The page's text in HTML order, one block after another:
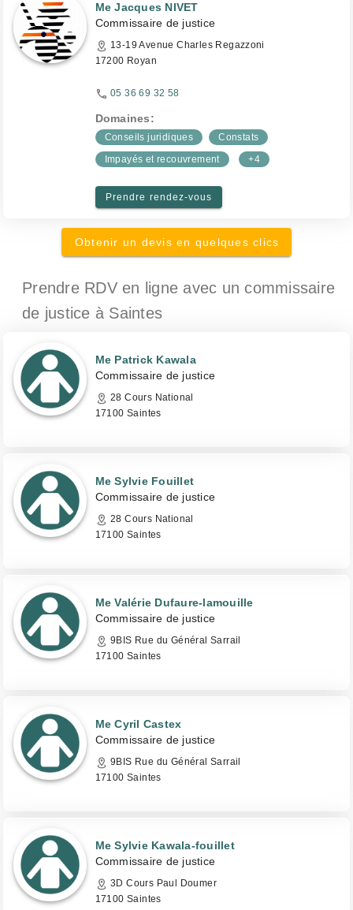
Me Jacques NIVET
Commissaire de justice
13-19 Avenue Charles Regazzoni
17200 Royan
05 36 69 32 58
Domaines:
Conseils juridiques
Constats
Impayés et recouvrement
+4
Prendre rendez-vous
Obtenir un devis en quelques clics
Prendre RDV en ligne avec un commissaire
de justice à Saintes
Me Patrick Kawala
Commissaire de justice
28 Cours National
17100 Saintes
Me Sylvie Fouillet
Commissaire de justice
28 Cours National
17100 Saintes
Me Valérie Dufaure-lamouille
Commissaire de justice
9BIS Rue du Général Sarrail
17100 Saintes
Me Cyril Castex
Commissaire de justice
9BIS Rue du Général Sarrail
17100 Saintes
Me Sylvie Kawala-fouillet
Commissaire de justice
3D Cours Paul Doumer
17100 Saintes